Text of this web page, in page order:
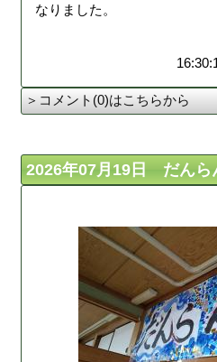
なりました。
＞コメント(0)はこちらから
2026年07月19日 だんら